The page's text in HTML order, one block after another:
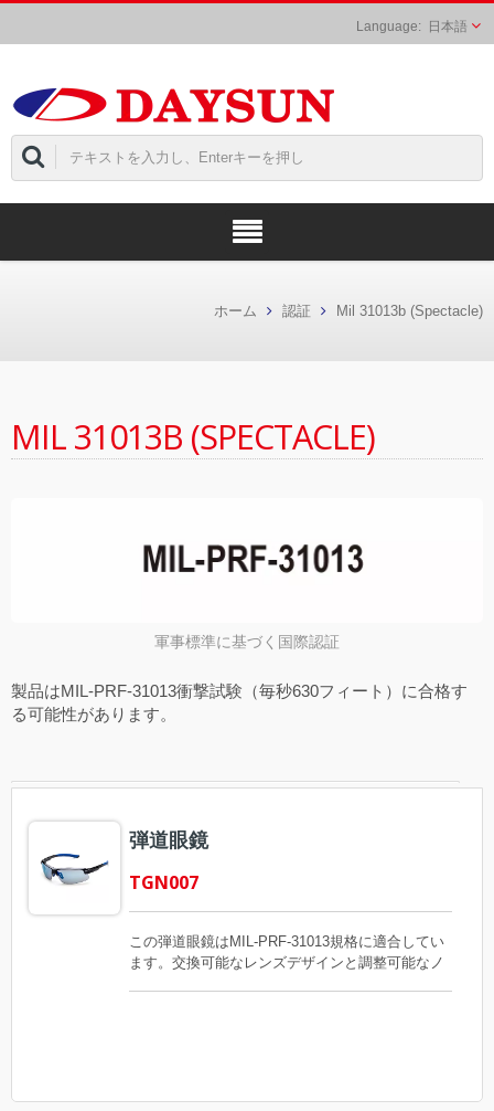
日本語
ホーム 認証 Mil 31013b (Spectacle)
MIL 31013B (SPECTACLE)
軍事標準に基づく国際認証
製品はMIL-PRF-31013衝撃試験（毎秒630フィート）に合格す
る可能性があります。
弾道眼鏡
TGN007
この弾道眼鏡はMIL-PRF-31013規格に適合してい
ます。交換可能なレンズデザインと調整可能なノ